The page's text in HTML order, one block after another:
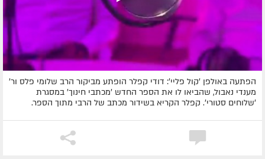
הפתעה באולפן 'קול פליי': דודי קפלר הופתע מביקור הרב שלומי פלס ור'
מענדי נאבול, שהביאו לו את הספר החדש 'מכתבי חינוך' במסגרת
'שלוחים סטורי'. קפלר הקריא בשידור מכתב של הרבי מתוך הספר.